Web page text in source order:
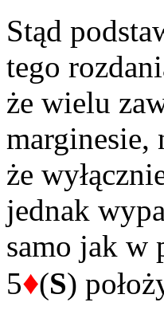
Stąd
tego
że wielu
marginesie,
że
jednak
samo jak w
5♦(S)